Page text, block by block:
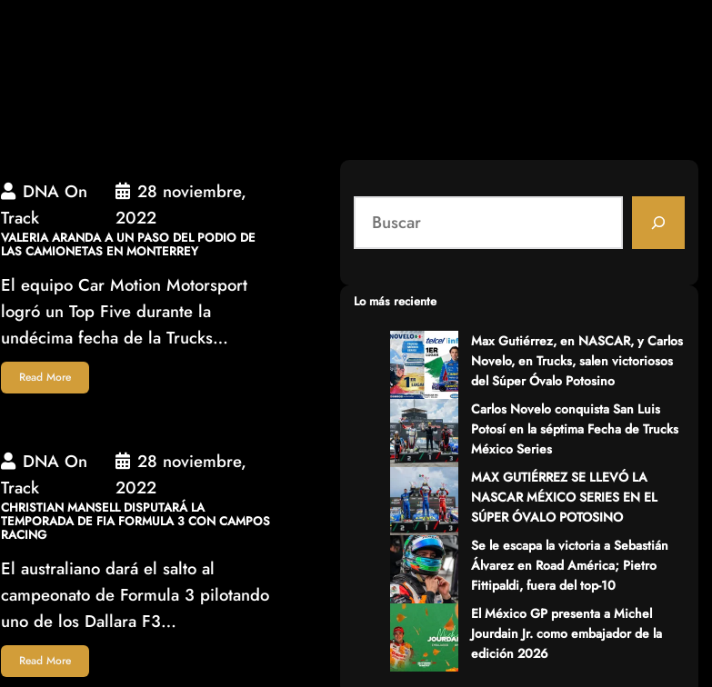
DNA On
Track
28 noviembre,
2022
VALERIA ARANDA A UN PASO DEL PODIO DE
LAS CAMIONETAS EN MONTERREY
El equipo Car Motion Motorsport
logró un Top Five durante la
undécima fecha de la Trucks…
Read More
DNA On
Track
28 noviembre,
2022
CHRISTIAN MANSELL DISPUTARÁ LA
TEMPORADA DE FIA FORMULA 3 CON CAMPOS
RACING
El australiano dará el salto al
campeonato de Formula 3 pilotando
uno de los Dallara F3…
Read More
a
cLo más reciente
Max Gutiérrez, en NASCAR, y Carlos
Novelo, en Trucks, salen victoriosos
del Súper Óvalo Potosino
Carlos Novelo conquista San Luis
Potosí en la séptima Fecha de Trucks
México Series
MAX GUTIÉRREZ SE LLEVÓ LA
NASCAR MÉXICO SERIES EN EL
SÚPER ÓVALO POTOSINO
Se le escapa la victoria a Sebastián
Álvarez en Road América; Pietro
Fittipaldi, fuera del top-10
El México GP presenta a Michel
Jourdain Jr. como embajador de la
edición 2026